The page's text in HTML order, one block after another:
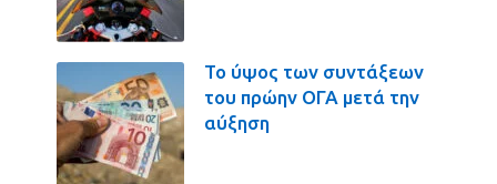
Το ύψος των συντάξεων
του πρώην ΟΓΑ μετά την
αύξηση